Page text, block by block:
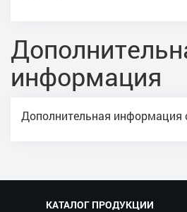
информация
Дополнительная информация
КАТАЛОГ ПРОДУКЦИИ